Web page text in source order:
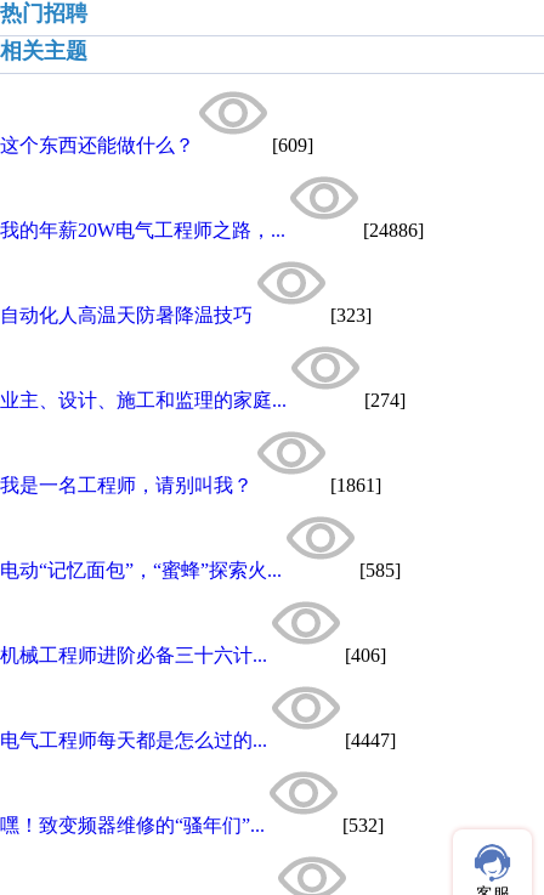
热门招聘
相关主题
这个东西还能做什么？ [609]
我的年薪20W电气工程师之路，... [24886]
自动化人高温天防暑降温技巧 [323]
业主、设计、施工和监理的家庭... [274]
我是一名工程师，请别叫我？ [1861]
电动“记忆面包”，“蜜蜂”探索火... [585]
机械工程师进阶必备三十六计... [406]
电气工程师每天都是怎么过的... [4447]
嘿！致变频器维修的“骚年们”... [532]